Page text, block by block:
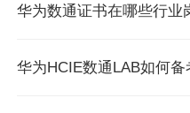
华为数通证书在哪些行业
华为HCIE数通LAB如何备